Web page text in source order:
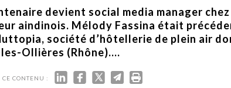
PUBLIÉ LE 31 JUILLET 2026
Ardèche
Tourisme
devient social media manager
aindinois. Mélody Fassina était
société d’hôtellerie de plein air
Ollières (Rhône)....
CE CONTENU :